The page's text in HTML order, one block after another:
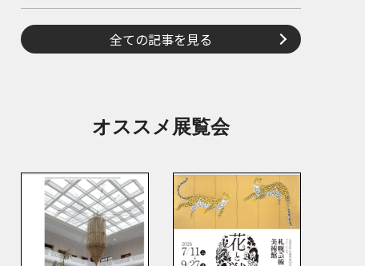
全ての記事を見る
オススメ展覧会